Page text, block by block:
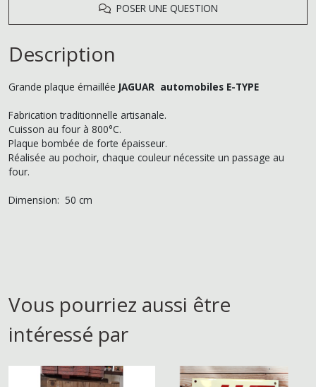
POSER UNE QUESTION
Description
Grande plaque émaillée JAGUAR automobiles E-TYPE
Fabrication traditionnelle artisanale.
Cuisson au four à 800°C.
Plaque bombée de forte épaisseur.
Réalisée au pochoir, chaque couleur nécessite un passage au
four.
Dimension: 50 cm
Vous pourriez aussi être
intéressé par